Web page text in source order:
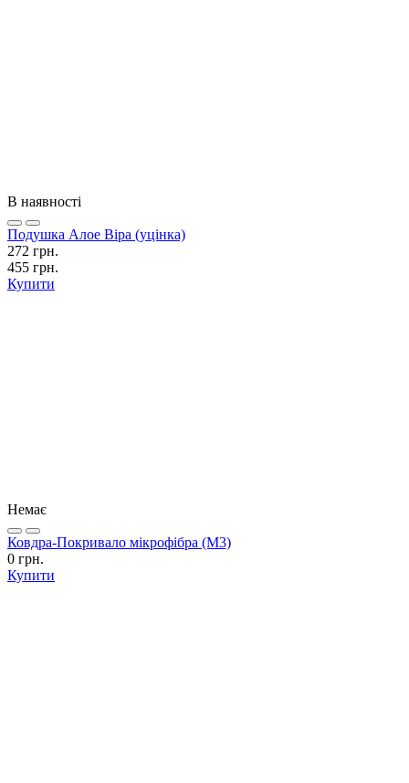
В наявності
Подушка Алое Віра (уцінка)
272 грн.
455 грн.
Купити
Немає
Ковдра-Покривало мікрофібра (М3)
0 грн.
Купити